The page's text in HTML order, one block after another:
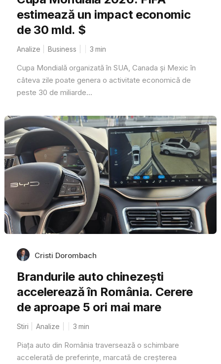
estimează un impact economic
de 30 mld. $
Analize Business 3 min
Cupa Mondială organizată în SUA, Canada și Mexic în
câteva zile poate genera o activitate economică de
peste 30 de miliarde...
Cristi Dorombach
Brandurile auto chinezești
accelerează în România. Cerere
de aproape 5 ori mai mare
Stiri Analize 3 min
Piața auto din România traversează o schimbare
accelerată de preferințe, marcată de creșterea